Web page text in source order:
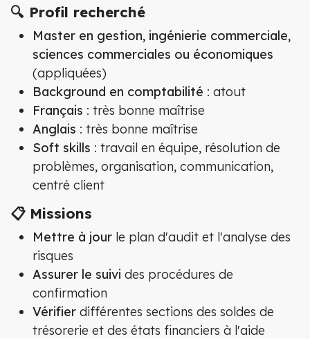
🔍 Profil recherché
Master en gestion, ingénierie commerciale,
sciences commerciales ou économiques
(appliquées)
Background en comptabilité : atout
Français : très bonne maîtrise
Anglais : très bonne maîtrise
Soft skills : travail en équipe, résolution de
problèmes, organisation, communication,
centré client
📋 Missions
Mettre à jour le plan d'audit et l'analyse des
risques
Assurer le suivi des procédures de
confirmation
Vérifier différentes sections des soldes de
trésorerie et des états financiers à l'aide